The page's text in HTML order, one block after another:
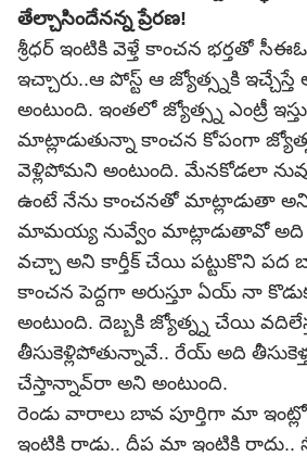
తేల్చాసిందేనన్న ప్రేరణ!
శ్రీధర్ ఇంటికి వెళ్తే కాంచన భర్తతో
ఇచ్చారు..ఆ పోస్ట్ ఆ జ్యోత్స్నకి
అంటుంది. ఇంతలో జ్యోత్స్న ఎంట్రీ
మాట్లాడుతున్నా కాంచన కోపంగా
వెళ్లిపోమని అంటుంది. మేనకోడలా
ఉంటే నేను కాంచనతో మాట్లాడుతా అని
మామయ్య నువ్వేం మాట్లాడుతావో అది
వచ్చా అని కార్తీక్ చేయి పట్టుకొని పద
కాంచన పెద్దగా అరుస్తూ ఏయ్ నా
అంటుంది. దెబ్బకి జ్యోత్న్న చేయి
తీసుకెళ్లిపోతున్నావే.. రేయ్ అది
చేస్తాన్నావ్‌రా అని అంటుంది.
రెండు వారాలు బావ పూర్తిగా మా
ఇంటికి రాడు.. దీప మా ఇంటికి రాదు.. సో